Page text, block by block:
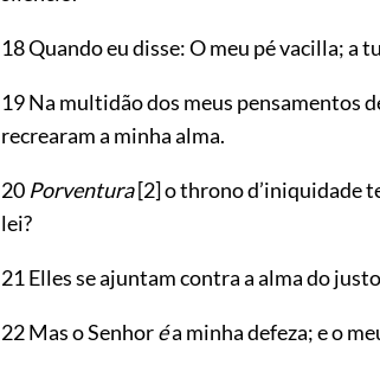
18 Quando eu disse: O meu pé vacilla; a
19 Na multidão dos meus pensamentos
recrearam a minha alma.
20 Porventura[2]o throno d’iniquidade
lei?
21 Elles se ajuntam contra a alma do
22 Mas o Senhoréa minha defeza; e o